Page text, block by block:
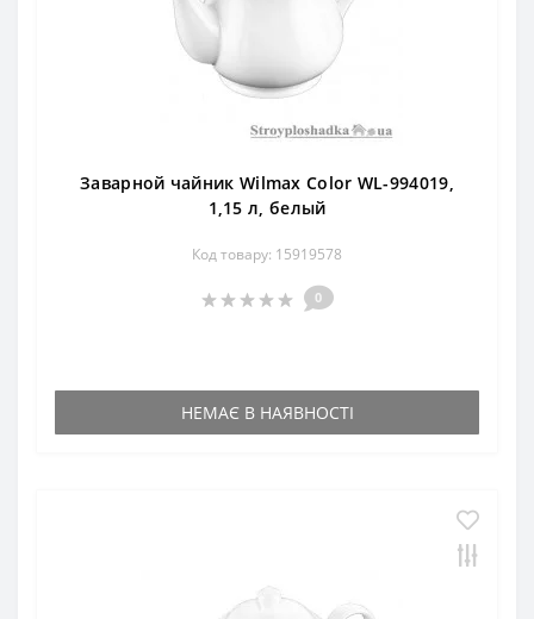
Заварной чайник Wilmax Color WL-994019,
1,15 л, белый
Код товару: 15919578
0
НЕМАЄ В НАЯВНОСТІ